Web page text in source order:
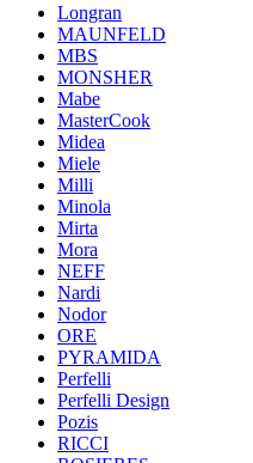
Longran
MAUNFELD
MBS
MONSHER
Mabe
MasterCook
Midea
Miele
Milli
Minola
Mirta
Mora
NEFF
Nardi
Nodor
ORE
PYRAMIDA
Perfelli
Perfelli Design
Pozis
RICCI